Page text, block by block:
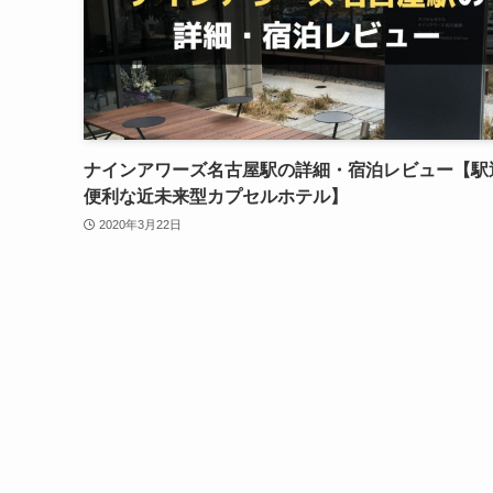
ナインアワーズ名古屋駅の詳細・宿泊レビュー【駅
便利な近未来型カプセルホテル】
2020年3月22日